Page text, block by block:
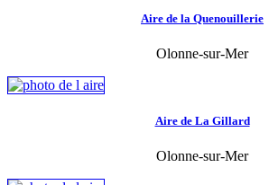
Aire de la Quenouillerie
Olonne-sur-Mer
Aire de La Gillard
Olonne-sur-Mer